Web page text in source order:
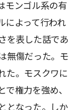
モンゴル系の有
によって行われ
を表した話であ
無傷だった。モ
た。モスクワに
権力を強め、
となった。しか